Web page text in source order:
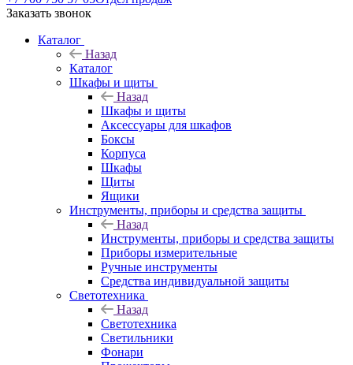
Заказать звонок
Каталог
Назад
Каталог
Шкафы и щиты
Назад
Шкафы и щиты
Аксессуары для шкафов
Боксы
Корпуса
Шкафы
Щиты
Ящики
Инструменты, приборы и средства защиты
Назад
Инструменты, приборы и средства защиты
Приборы измерительные
Ручные инструменты
Средства индивидуальной защиты
Светотехника
Назад
Светотехника
Светильники
Фонари